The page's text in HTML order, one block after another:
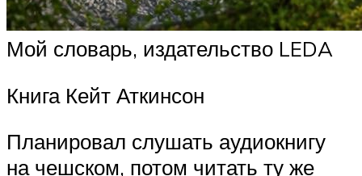
Мой словарь, издательство LEDA
Книга Кейт Аткинсон
Планировал слушать аудиокнигу
на чешском, потом читать ту же